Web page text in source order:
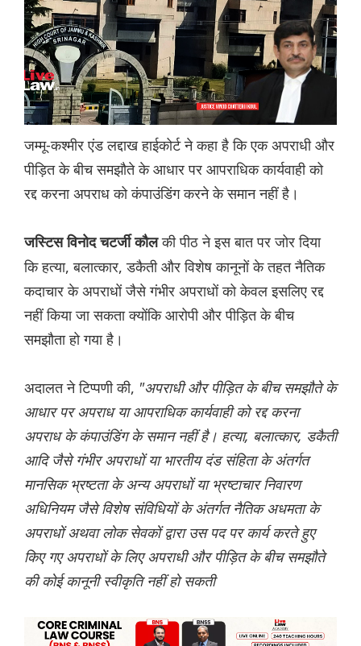
जम्मू-कश्मीर एंड लद्दाख हाईकोर्ट ने कहा है कि एक अपराधी और
पीड़ित के बीच समझौते के आधार पर आपराधिक कार्यवाही को
रद्द करना अपराध को कंपाउंडिंग करने के समान नहीं है।
जस्टिस विनोद चटर्जी कौलकी पीठ ने इस बात पर जोर दिया
कि हत्या, बलात्कार, डकैती और विशेष कानूनों के तहत नैतिक
कदाचार के अपराधों जैसे गंभीर अपराधों को केवल इसलिए रद्द
नहीं किया जा सकता क्योंकि आरोपी और पीड़ित के बीच
समझौता हो गया है।
अदालत ने टिप्पणी की, "अपराधी और पीड़ित के बीच समझौते के
आधार पर अपराध या आपराधिक कार्यवाही को रद्द करना
अपराध के कंपाउंडिंग के समान नहीं है। हत्या, बलात्कार, डकैती
आदि जैसे गंभीर अपराधों या भारतीय दंड संहिता के अंतर्गत
मानसिक भ्रष्टता के अन्य अपराधों या भ्रष्टाचार निवारण
अधिनियम जैसे विशेष संविधियों के अंतर्गत नैतिक अधमता के
अपराधों अथवा लोक सेवकों द्वारा उस पद पर कार्य करते हुए
किए गए अपराधों के लिए अपराधी और पीड़ित के बीच समझौते
की कोई कानूनी स्वीकृति नहीं हो सकती